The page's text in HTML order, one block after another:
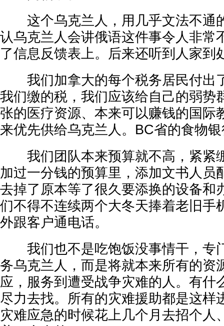
这个乌克兰人，用几乎文法不通
认乌克兰人会讲俄语这件事令人非常
了信息反馈表上。后来还听到人家到
我们加拿大的每个税务居民付出
我们缴的税，我们应该给自己的弱势
张的医疗资源、本来可以赚钱的国
来优先供给乌克兰人。BC省的食物
我们团队本来预算就不高，紧紧
加过一分钱的预算里，添加文书人员
去掉了原本等了很久要添换的设备和
们不得不连续两个大冬天捧着老旧手
外跟客户通电话。
我们也不是吃饱饭没事情干，专
务乌克兰人，而是将就本来所有的资
应，服务到遭受战争灾难的人。有什
尽力去找。所有的灾难援助都是这样
灾难应急的时候花上几个月去招个人